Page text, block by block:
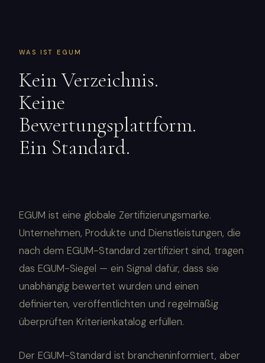
WAS IST EGUM
Kein Verzeichnis.
Keine
Bewertungsplattform.
Ein Standard.
EGUM ist eine globale Zertifizierungsmarke.
Unternehmen, Produkte und Dienstleistungen, die
nach dem EGUM-Standard zertifiziert sind, tragen
das EGUM-Siegel — ein Signal dafür, dass sie
unabhängig bewertet wurden und einen
definierten, veröffentlichten und regelmäßig
überprüften Kriterienkatalog erfüllen.
Der EGUM-Standard ist brancheninformiert, aber